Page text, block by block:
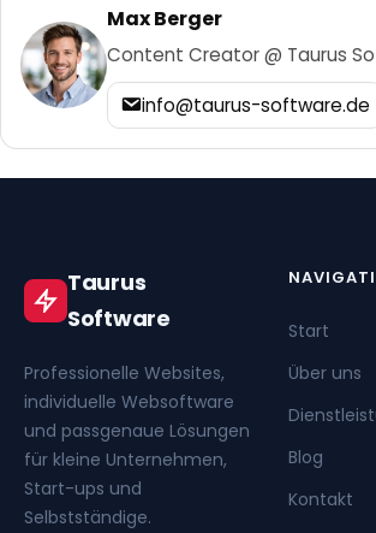
Max Berger
Content Creator @ Taurus
info@taurus-software.de
Taurus
Software
Professionelle Websites,
individuelle Websoftware
und passgenaue Lösungen
für kleine Unternehmen,
Start-ups und
Selbstständige.
Start
Über uns
Blog
Kontakt